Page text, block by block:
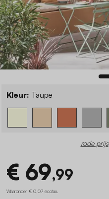
Kleur: Taupe
rode prijs
€ 69,99
Waaronder € 0,07 ecotax